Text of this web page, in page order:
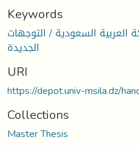
Keywords
العربية السعودية / التوجهات
الجديدة
URI
https://depot.univ-msila.dz/
Collections
Master Thesis